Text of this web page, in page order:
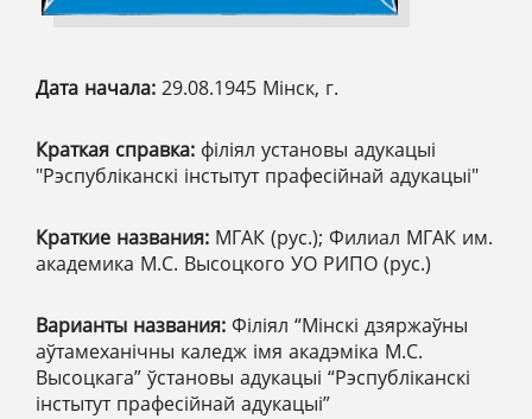
Дата начала: 29.08.1945 Мінск, г.
Краткая справка: філіял установы адукацыі
"Рэспубліканскі інстытут прафесійнай адукацыі"
Краткие названия: МГАК (рус.); Филиал МГАК им.
академика М.С. Высоцкого УО РИПО (рус.)
Варианты названия: Філіял “Мінскі дзяржаўны
аўтамеханічны каледж імя акадэміка М.С.
Высоцкага” ўстановы адукацыі “Рэспубліканскі
інстытут прафесійнай адукацыі”